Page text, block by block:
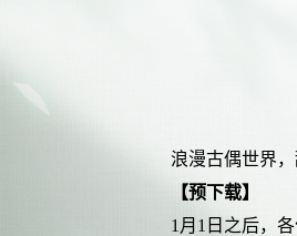
浪漫古偶世界
【预下载】
1月1日之后，